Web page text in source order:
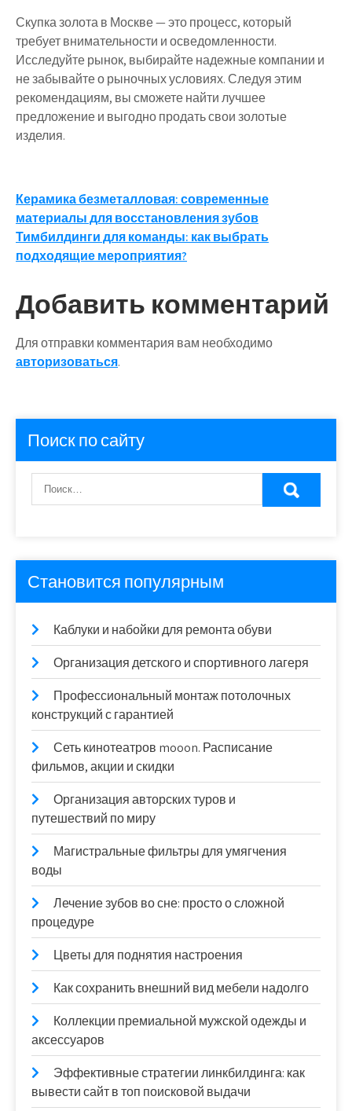
Скупка золота в Москве — это процесс, который
требует внимательности и осведомленности.
Исследуйте рынок, выбирайте надежные компании и
не забывайте о рыночных условиях. Следуя этим
рекомендациям, вы сможете найти лучшее
предложение и выгодно продать свои золотые
изделия.
Навигация
по
записям
Керамика безметалловая: современные
материалы для восстановления зубов
Тимбилдинги для команды: как выбрать
подходящие мероприятия?
Добавить комментарий
Для отправки комментария вам необходимо
авторизоваться.
Поиск по сайту
Становится популярным
Каблуки и набойки для ремонта обуви
Организация детского и спортивного лагеря
Профессиональный монтаж потолочных
конструкций с гарантией
Сеть кинотеатров mooon. Расписание
фильмов, акции и скидки
Организация авторских туров и
путешествий по миру
Магистральные фильтры для умягчения
воды
Лечение зубов во сне: просто о сложной
процедуре
Цветы для поднятия настроения
Как сохранить внешний вид мебели надолго
Коллекции премиальной мужской одежды и
аксессуаров
Эффективные стратегии линкбилдинга: как
вывести сайт в топ поисковой выдачи